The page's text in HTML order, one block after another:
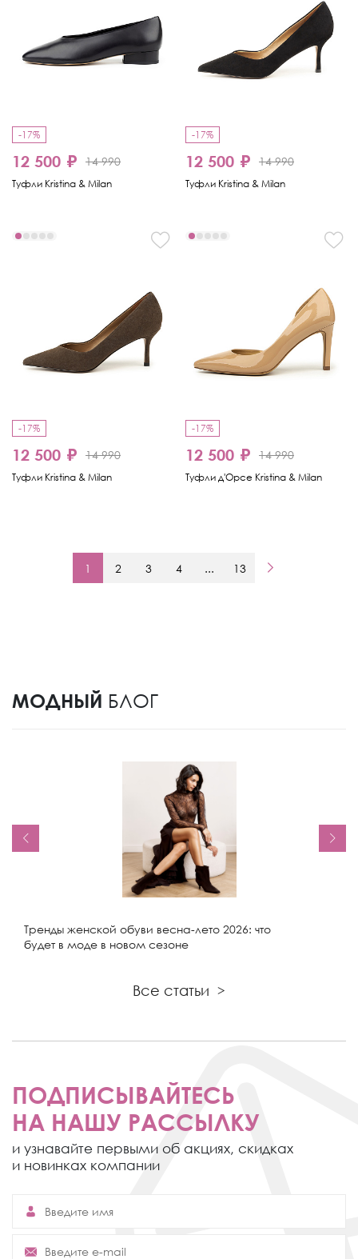
-17%
12 500 ₽ 14 990
Туфли Kristina & Milan
-17%
12 500 ₽ 14 990
Туфли Kristina & Milan
-17%
12 500 ₽ 14 990
Туфли Kristina & Milan
-17%
12 500 ₽ 14 990
Туфли д'Орсе Kristina & Milan
1 2 3 4 ... 13
МОДНЫЙ БЛОГ
Тренды женской обуви весна-лето 2026: что
будет в моде в новом сезоне
Все статьи >
ПОДПИСЫВАЙТЕСЬ
НА НАШУ РАССЫЛКУ
и узнавайте первыми об акциях, скидках
и новинках компании